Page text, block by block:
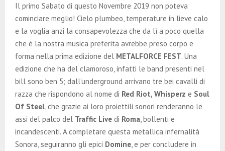
N
U
Il primo Sabato di questo Novembre 2019 non poteva
cominciare meglio! Cielo plumbeo, temperature in lieve calo
e la voglia anzi la consapevolezza che da lì a poco quella
che è la nostra musica preferita avrebbe preso corpo e
forma nella prima edizione del METALFORCE FEST. Una
edizione che ha del clamoroso, infatti le band presenti nel
bill sono ben 5; dall’underground arrivano tre bei cavalli di
razza che rispondono al nome di Red Riot, Whisperz e Soul
Of Steel , che grazie ai loro proiettili sonori renderanno le
assi del palco del Traffic Live di Roma , bollenti e
incandescenti. A completare questa metallica infernalità
Sonora, seguiranno gli epici Domine , e per concludere in